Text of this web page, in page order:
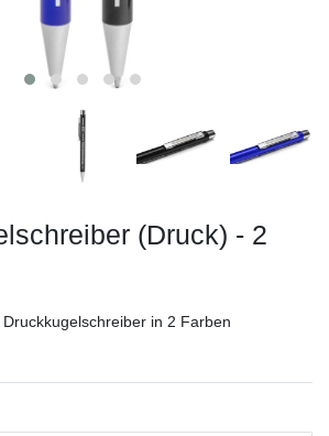
(Druck) - 2
in 2 Farben